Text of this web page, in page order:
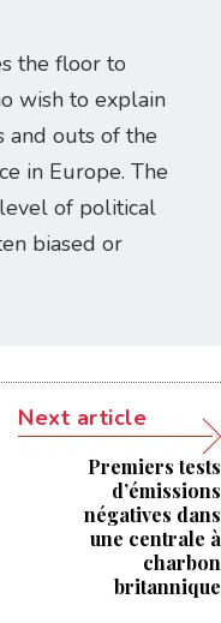
the floor to
wish to explain
and outs of the
in Europe. The
of political
biased or
Next article
Premiers tests
d’émissions
négatives dans
une centrale à
charbon
britannique